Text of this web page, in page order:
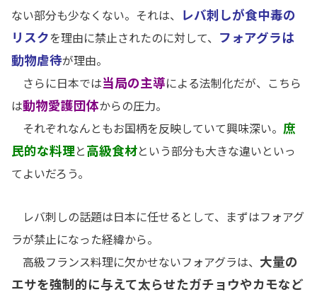
ない部分も少なくない。それは、
レバ刺しが食中毒の
リスク を理由に禁止されたのに対して、
フォアグラは
動物虐待が理由。
さらに日本では当局の主導による法制化だが、こちら
は動物愛護団体からの圧力。
それぞれなんともお国柄を反映していて興味深い。 庶
民的な料理 と 高級食材という部分も大きな違いといっ
てよいだろう。
レバ刺しの話題は日本に任せるとして、まずはフォアグ
ラが禁止になった経緯から。
高級フランス料理に欠かせないフォアグラは、 大量の
エサを強制的に与えて太らせたガチョウやカモなど